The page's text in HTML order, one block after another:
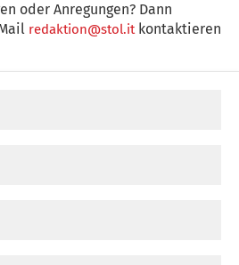
oder Anregungen? Dann
redaktion@stol.itkontaktieren